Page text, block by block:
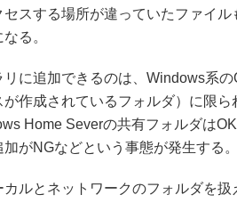
スする場所が違っていたファイル
る。
に追加できるのは、Windows系の
が作成されているフォルダ）に限
Home Severの共有フォルダは
がNGなどという事態が発生する。
ルとネットワークのフォルダを扱